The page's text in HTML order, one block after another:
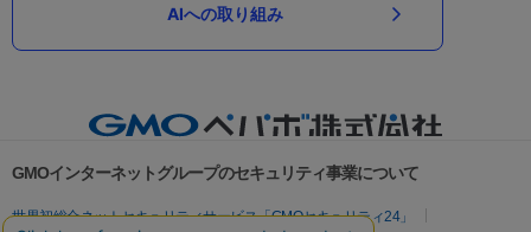
AIへの取り組み
GMOインターネットグループのセキュリティ事業について
世界初総合ネットセキュリティサービス「GMOセキュリティ24」